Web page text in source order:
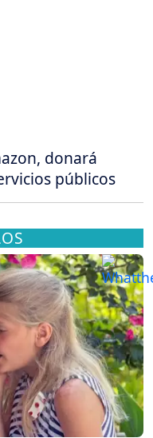
donará
públicos